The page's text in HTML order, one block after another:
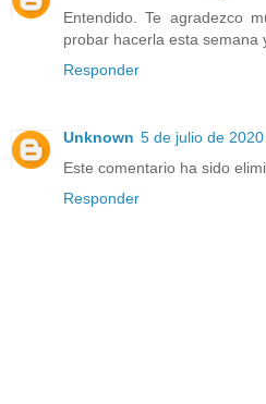
Entendido. Te agradezco
probar hacerla esta semana
Responder
Unknown 5 de julio de
Este comentario ha sido
Responder